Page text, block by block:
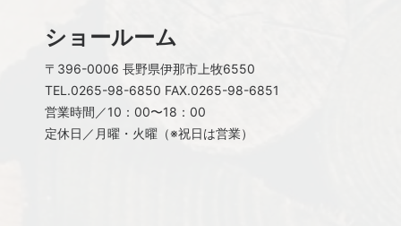
ショールーム
〒396-0006 長野県伊那市上牧6550
TEL.0265-98-6850 FAX.0265-98-6851
営業時間／10：00〜18：00
定休日／月曜・火曜（※祝日は営業）